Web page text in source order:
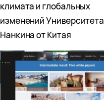
климата и глобальных
изменений Университета
Нанкина от Китая